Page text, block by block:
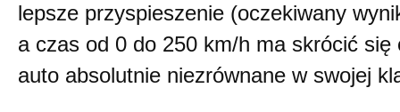
lepsze przyspieszenie (oczekiwany
a czas od 0 do 250 km/h ma skrócić się
auto absolutnie niezrównane w swojej